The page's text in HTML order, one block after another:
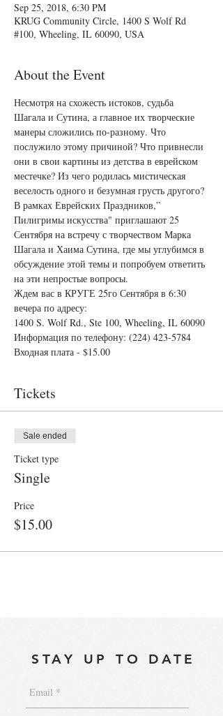
Sep 25, 2018, 6:30 PM
KRUG Community Circle, 1400 S Wolf Rd
#100, Wheeling, IL 60090, USA
About the Event
Несмотря на схожесть истоков, судьба
Шагала и Сутина, а главное их творческие
манеры сложились по-разному. Что
послужило этому причиной? Что привнесли
они в свои картины из детства в еврейском
местечке? Из чего родилась мистическая
веселость одного и безумная грусть другого?
В рамках Еврейских Праздников,”
Пилигримы искусства" приглашают 25
Сентября на встречу с творчеством Марка
Шагала и Хаима Сутина, где мы углубимся в
обсуждение этой темы и попробуем ответить
на эти непростые вопросы.
Ждем вас в КРУГЕ 25го Сентября в 6:30
вечера по адресу:
1400 S. Wolf Rd., Ste 100, Wheeling, IL 60090
Информация по телефону: (224) 423-5784
Входная плата - $15.00
Tickets
Sale ended
Ticket type
Single
Price
$15.00
STAY UP TO DATE